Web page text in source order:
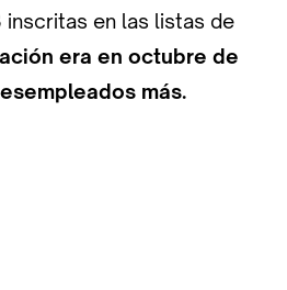
en las listas de
era en octubre de
más.